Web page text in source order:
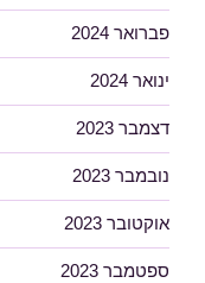
פברואר 2024
ינואר 2024
דצמבר 2023
נובמבר 2023
אוקטובר 2023
ספטמבר 2023